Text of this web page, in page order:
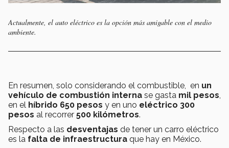
Actualmente, el auto eléctrico es la opción más amigable con el medio
ambiente.
En resumen, solo considerando el combustible, en un
vehículo de combustión interna se gasta mil pesos
en el híbrido 650 pesos y en uno eléctrico 300
pesos al recorrer 500 kilómetros.
Respecto a las desventajas de tener un carro eléctrico
es la falta de infraestructura que hay en México.